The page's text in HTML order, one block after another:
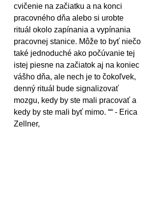
cvičenie na začiatku a na konci
pracovného dňa alebo si urobte
rituál okolo zapínania a vypínania
pracovnej stanice. Môže to byť niečo
také jednoduché ako počúvanie tej
istej piesne na začiatok aj na koniec
vášho dňa, ale nech je to čokoľvek,
denný rituál bude signalizovať
mozgu, kedy by ste mali pracovať a
kedy by ste mali byť mimo. ““ - Erica
Zellner,